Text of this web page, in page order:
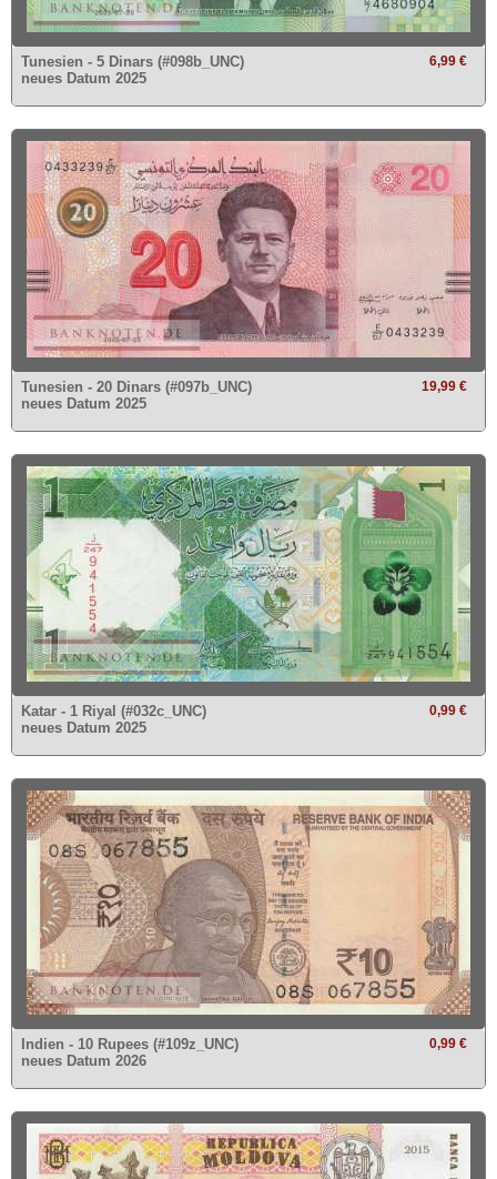
6,99 €
Tunesien - 5 Dinars (#098b_UNC)
neues Datum 2025
19,99 €
Tunesien - 20 Dinars (#097b_UNC)
neues Datum 2025
0,99 €
Katar - 1 Riyal (#032c_UNC)
neues Datum 2025
0,99 €
Indien - 10 Rupees (#109z_UNC)
neues Datum 2026